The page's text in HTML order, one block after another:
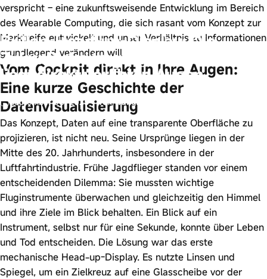
Brillen-Head-up-Display: Die
Zukunft der tragbaren Technologie
liegt direkt vor Ihren Augen.
September 08, 2025 vonwangfred
verspricht – eine zukunftsweisende Entwicklung im Bereich
des Wearable Computing, die sich rasant vom Konzept zur
Marktreife entwickelt und unser Verhältnis zu Informationen
grundlegend verändern will.
Vom Cockpit direkt in Ihre Augen:
Eine kurze Geschichte der
Datenvisualisierung
Das Konzept, Daten auf eine transparente Oberfläche zu
projizieren, ist nicht neu. Seine Ursprünge liegen in der
Mitte des 20. Jahrhunderts, insbesondere in der
Luftfahrtindustrie. Frühe Jagdflieger standen vor einem
entscheidenden Dilemma: Sie mussten wichtige
Fluginstrumente überwachen und gleichzeitig den Himmel
und ihre Ziele im Blick behalten. Ein Blick auf ein
Instrument, selbst nur für eine Sekunde, konnte über Leben
und Tod entscheiden. Die Lösung war das erste
mechanische Head-up-Display. Es nutzte Linsen und
Spiegel, um ein Zielkreuz auf eine Glasscheibe vor der